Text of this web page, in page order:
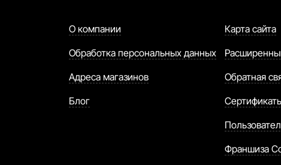
О компании
Обработка персональных данных
Адреса магазинов
Блог
Карта сайта
Обратная
Франшиза